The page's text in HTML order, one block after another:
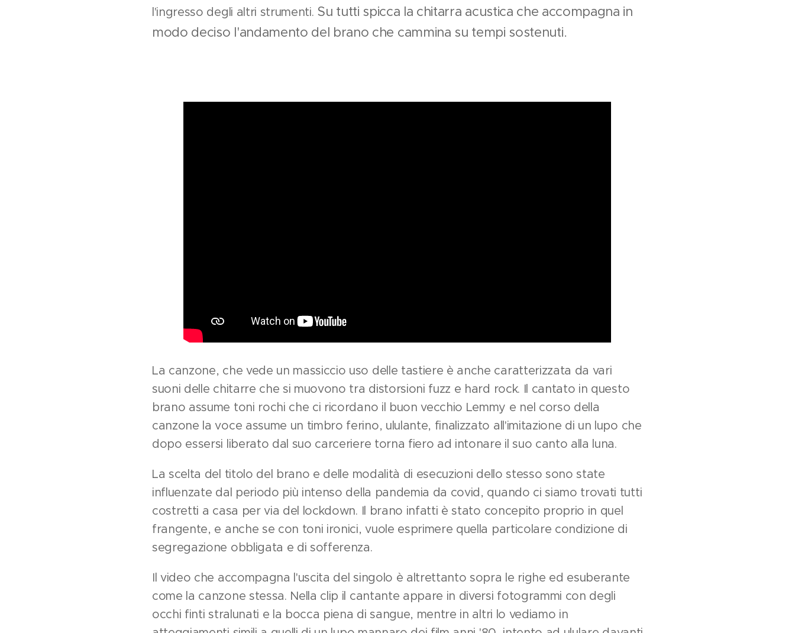
l'ingresso degli altri strumenti. Su tutti spicca la chitarra acustica che accompagna in
modo deciso l'andamento del brano che cammina su tempi sostenuti.
La canzone, che vede un massiccio uso delle tastiere è anche caratterizzata da vari
suoni delle chitarre che si muovono tra distorsioni fuzz e hard rock. Il cantato in questo
brano assume toni rochi che ci ricordano il buon vecchio Lemmy e nel corso della
canzone la voce assume un timbro ferino, ululante, finalizzato all'imitazione di un lupo che
dopo essersi liberato dal suo carceriere torna fiero ad intonare il suo canto alla luna.
La scelta del titolo del brano e delle modalità di esecuzioni dello stesso sono state
influenzate dal periodo più intenso della pandemia da covid, quando ci siamo trovati tutti
costretti a casa per via del lockdown. Il brano infatti è stato concepito proprio in quel
frangente, e anche se con toni ironici, vuole esprimere quella particolare condizione di
segregazione obbligata e di sofferenza.
Il video che accompagna l'uscita del singolo è altrettanto sopra le righe ed esuberante
come la canzone stessa. Nella clip il cantante appare in diversi fotogrammi con degli
occhi finti stralunati e la bocca piena di sangue, mentre in altri lo vediamo in